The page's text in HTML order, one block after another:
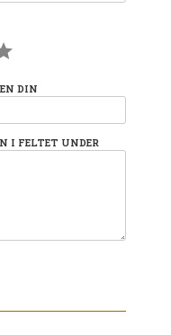
DIN
I FELTET UNDER